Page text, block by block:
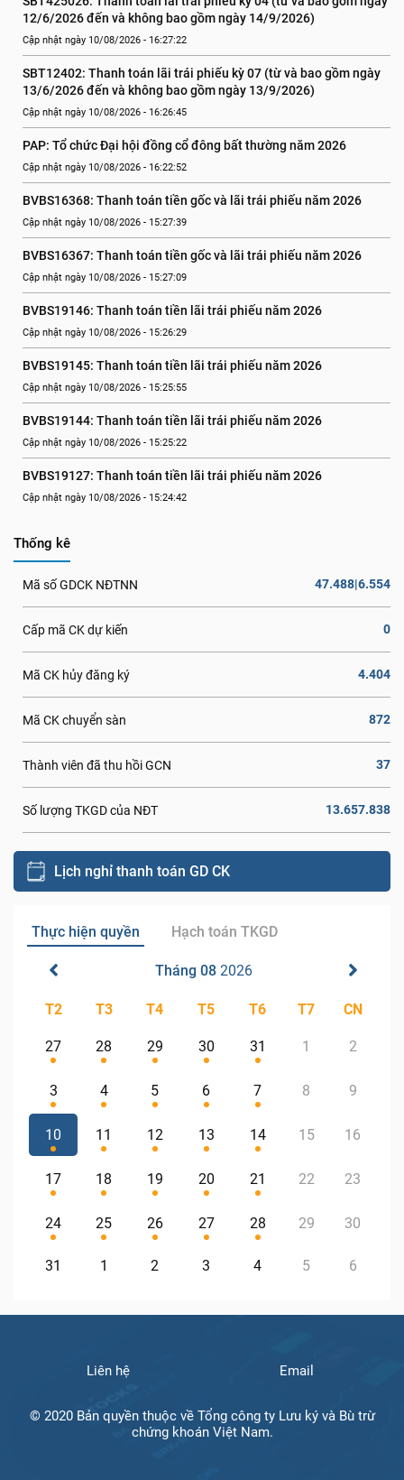
12/6/2026 đến và không bao gồm ngày 14/9/2026)
Cập nhật ngày 10/08/2026 - 16:27:22
SBT12402: Thanh toán lãi trái phiếu kỳ 07 (từ và bao gồm ngày
13/6/2026 đến và không bao gồm ngày 13/9/2026)
Cập nhật ngày 10/08/2026 - 16:26:45
PAP: Tổ chức Đại hội đồng cổ đông bất thường năm 2026
Cập nhật ngày 10/08/2026 - 16:22:52
BVBS16368: Thanh toán tiền gốc và lãi trái phiếu năm 2026
Cập nhật ngày 10/08/2026 - 15:27:39
BVBS16367: Thanh toán tiền gốc và lãi trái phiếu năm 2026
Cập nhật ngày 10/08/2026 - 15:27:09
BVBS19146: Thanh toán tiền lãi trái phiếu năm 2026
Cập nhật ngày 10/08/2026 - 15:26:29
BVBS19145: Thanh toán tiền lãi trái phiếu năm 2026
Cập nhật ngày 10/08/2026 - 15:25:55
BVBS19144: Thanh toán tiền lãi trái phiếu năm 2026
Cập nhật ngày 10/08/2026 - 15:25:22
BVBS19127: Thanh toán tiền lãi trái phiếu năm 2026
Cập nhật ngày 10/08/2026 - 15:24:42
Thống kê
Mã số GDCK NĐTNN 47.488|6.554
Cấp mã CK dự kiến 0
Mã CK hủy đăng ký 4.404
Mã CK chuyển sàn 872
Thành viên đã thu hồi GCN 37
Số lượng TKGD của NĐT 13.657.838
Lịch nghỉ thanh toán GD CK
Thực hiện quyền Hạch toán TKGD
Tháng 08 2026
T2 T3 T4 T5 T6 T7 CN
27 28 29 30 31 1 2
3 4 5 6 7 8 9
10 11 12 13 14 15 16
17 18 19 20 21 22 23
24 25 26 27 28 29 30
31 1 2 3 4 5 6
Liên hệ Email
© 2020 Bản quyền thuộc về Tổng công ty Lưu ký và Bù trừ
chứng khoán Việt Nam.